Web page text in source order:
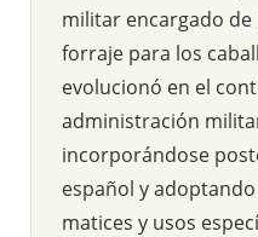
militar encargado
forraje para los
evolucionó en el
administración
incorporándose
español y
matices y usos